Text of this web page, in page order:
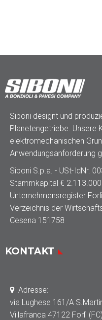
Siboni designt und
Planetengetriebe. Unsere
elektromechanischen
Anwendungsanforderung
Siboni S.p.a. - USt-IdNr.
Stammkapital €
Unternehmensregister
Verzeichnis der
Cesena 151758
KONTAKT
Adresse:
via Lughese 161/A
Villafranca 47122 Forlì